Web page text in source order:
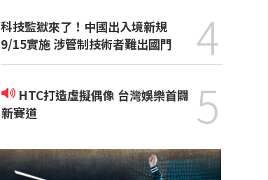
科技監獄來了！中國出入境新規
9/15實施 涉管制技術者難出國門
4
新賽道
5